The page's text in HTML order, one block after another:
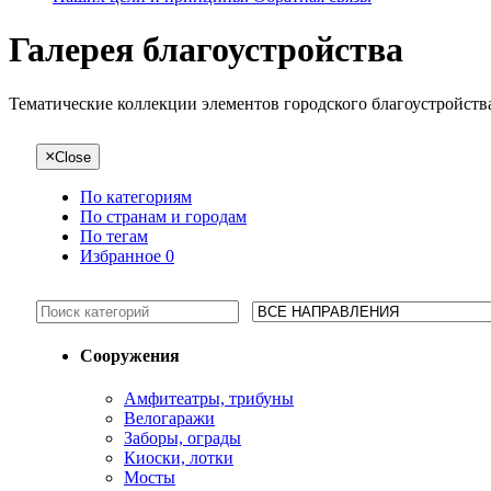
Галерея благоустройства
Тематические коллекции элементов городского
×Close
По категориям
По странам и городам
По тегам
Избранное 0
Сооружения
Амфитеатры, трибуны
Велогаражи
Заборы, ограды
Киоски, лотки
Мосты